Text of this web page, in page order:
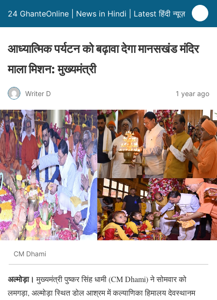
24 GhanteOnline | News in Hindi | Latest हिंदी न्यूज़
आध्यात्मिक पर्यटन को बढ़ावा देगा मानसखंड मंदिर
माला मिशन: मुख्यमंत्री
Writer D 1 year ago
CM Dhami
अल्मोड़ा। मुख्यमंत्री पुष्कर सिंह धामी (CM Dhami) ने सोमवार को
लमगड़ा, अल्मोड़ा स्थित डोल आश्रम में कल्याणिका हिमालय देवस्थानम